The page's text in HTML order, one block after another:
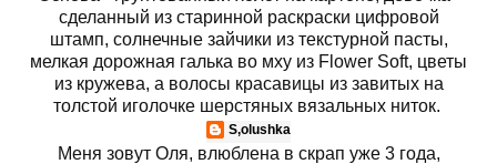
сделанный из старинной раскраски цифровой
штамп, солнечные зайчики из текстурной пасты,
мелкая дорожная галька во мху из Flower Soft, цветы
из кружева, а волосы красавицы из завитых на
толстой иголочке шерстяных вязальных ниток.
S,olushka
Меня зовут Оля, влюблена в скрап уже 3 года,